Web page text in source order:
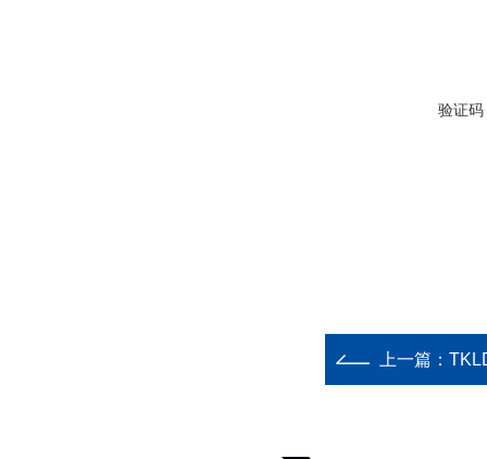
验证码
上一篇：